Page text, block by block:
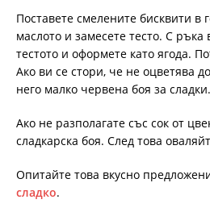
Поставете смелените бисквити в
маслото и замесете тесто. С ръка
тестото и оформете като ягода.
Ако ви се стори, че не оцветява
него малко червена боя за сладки.
Ако не разполагате със сок от
сладкарска боя. След това
Опитайте това вкусно
сладко.